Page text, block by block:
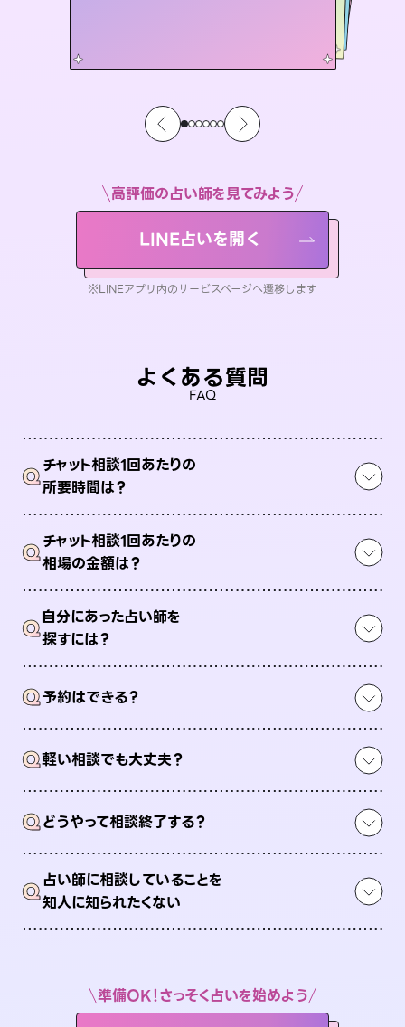
高評価の占い師を見てみよう
LINE占いを開く
※LINEアプリ内のサービスページへ遷移します
よくある質問
FAQ
Qチャット相談1回あたりの
所要時間は？
Qチャット相談1回あたりの
相場の金額は？
Q自分にあった占い師を
探すには？
Q予約はできる？
Q軽い相談でも大丈夫？
Qどうやって相談終了する？
Q占い師に相談していることを
知人に知られたくない
準備OK！さっそく占いを始めよう